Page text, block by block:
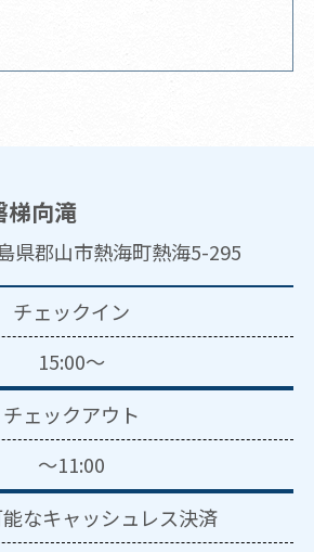
梯向滝
郡山市熱海町熱海5-295
チェックイン
15:00～
チェックアウト
～11:00
なキャッシュレス決済